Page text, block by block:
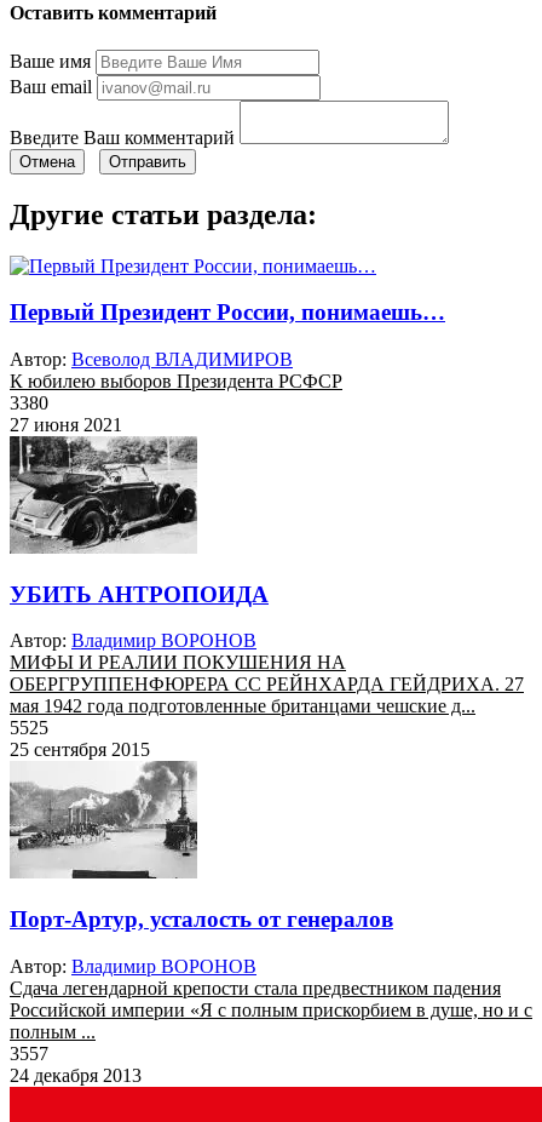
Оставить комментарий
Ваше имя
Ваш email
Введите Ваш комментарий
Отмена Отправить
Другие статьи раздела:
Первый Президент России, понимаешь…
Автор: Всеволод ВЛАДИМИРОВ
К юбилею выборов Президента РСФСР
3380
27 июня 2021
УБИТЬ АНТРОПОИДА
Автор: Владимир ВОРОНОВ
МИФЫ И РЕАЛИИ ПОКУШЕНИЯ НА
ОБЕРГРУППЕНФЮРЕРА СС РЕЙНХАРДА ГЕЙДРИХА. 27
мая 1942 года подготовленные британцами чешские д...
5525
25 сентября 2015
Порт-Артур, усталость от генералов
Автор: Владимир ВОРОНОВ
Сдача легендарной крепости стала предвестником падения
Российской империи «Я с полным прискорбием в душе, но и с
полным ...
3557
24 декабря 2013